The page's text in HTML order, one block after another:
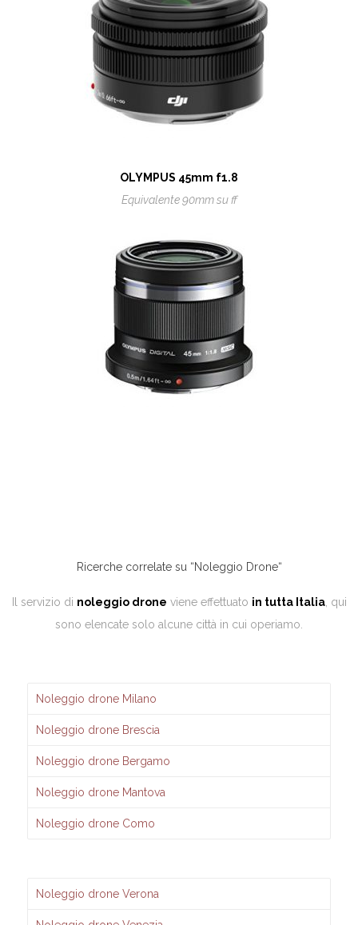
OLYMPUS 45mm f1.8
Equivalente 90mm su ff
Ricerche correlate su “Noleggio Drone“
Il servizio di noleggio drone viene effettuato in tutta Italia, qui
sono elencate solo alcune città in cui operiamo.
Noleggio drone Milano
Noleggio drone Brescia
Noleggio drone Bergamo
Noleggio drone Mantova
Noleggio drone Como
Noleggio drone Verona